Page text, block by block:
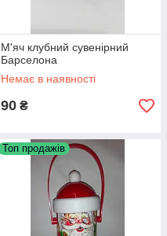
М'яч клубний сувенірний
Барселона
Немає в наявності
90 ₴
Топ продажів